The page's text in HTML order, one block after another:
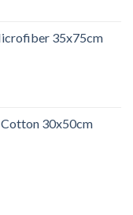
35x75cm
Cotton 30x50cm